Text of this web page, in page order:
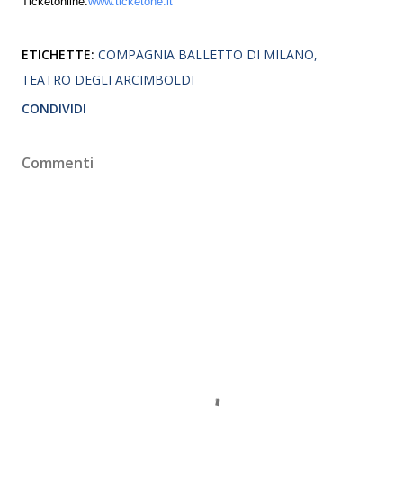
ETICHETTE: COMPAGNIA BALLETTO DI MILANO
TEATRO DEGLI ARCIMBOLDI
CONDIVIDI
Commenti